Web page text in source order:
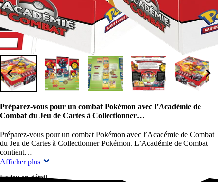
Préparez-vous pour un combat Pokémon avec l’Académie de
Combat du Jeu de Cartes à Collectionner…
Préparez-vous pour un combat Pokémon avec l’Académie de Combat
du Jeu de Cartes à Collectionner Pokémon. L’Académie de Combat
contient…
Afficher plus
Le jeu en détail